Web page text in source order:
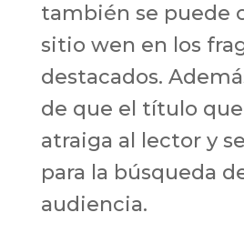
también se puede
sitio wen en los
destacados.
de que el título
atraiga al lector y
para la búsqueda
audiencia.